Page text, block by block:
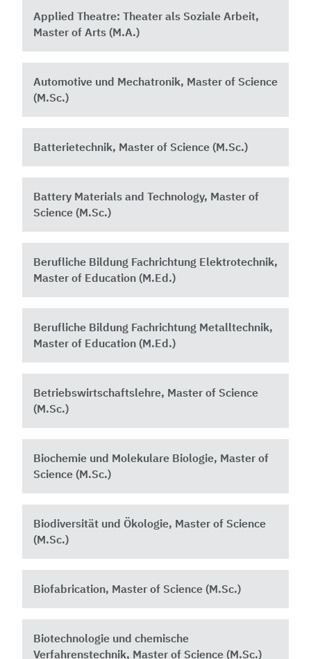
Applied Theatre: Theater als Soziale Arbeit,
Master of Arts (M.A.)
Automotive und Mechatronik, Master of Science
(M.Sc.)
Batterietechnik, Master of Science (M.Sc.)
Battery Materials and Technology, Master of
Science (M.Sc.)
Berufliche Bildung Fachrichtung Elektrotechnik,
Master of Education (M.Ed.)
Berufliche Bildung Fachrichtung Metalltechnik,
Master of Education (M.Ed.)
Betriebswirtschaftslehre, Master of Science
(M.Sc.)
Biochemie und Molekulare Biologie, Master of
Science (M.Sc.)
Biodiversität und Ökologie, Master of Science
(M.Sc.)
Biofabrication, Master of Science (M.Sc.)
Biotechnologie und chemische
Verfahrenstechnik, Master of Science (M.Sc.)